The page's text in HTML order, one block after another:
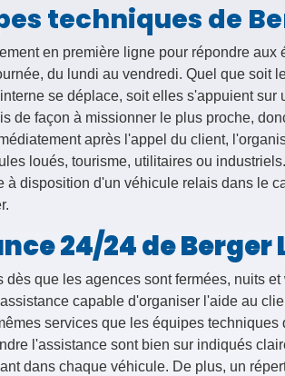
techniques de
en première ligne pour répondre aux
du lundi au vendredi. Quel que soit
se déplace, soit elles s'appuient sur
de façon à missionner le plus proche,
après l'appel du client,
loués, tourisme, utilitaires ou
à disposition d'un véhicule relais dans le
24/24 de Berger
dès que les agences sont fermées, nuits
capable d'organiser l'aide au
services que les équipes techniques
l'assistance sont bien sur indiqués
dans chaque véhicule. De plus, un